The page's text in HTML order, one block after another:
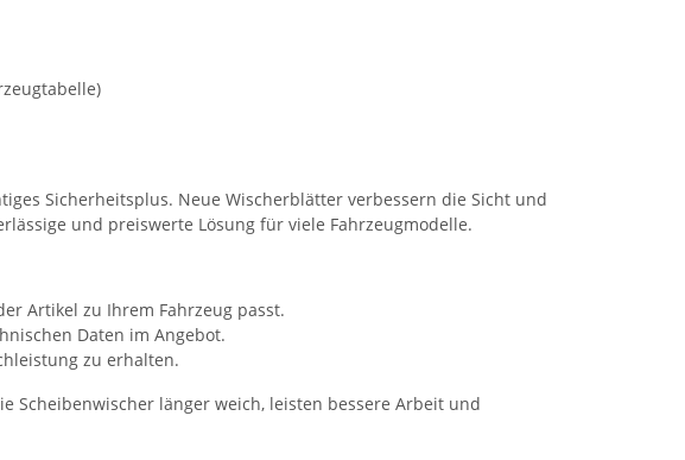
Sicherheitsplus. Neue Wischerblätter verbessern die Sicht und
und preiswerte Lösung für viele Fahrzeugmodelle.
Artikel zu Ihrem Fahrzeug passt.
Daten im Angebot.
zu erhalten.
Scheibenwischer länger weich, leisten bessere Arbeit und